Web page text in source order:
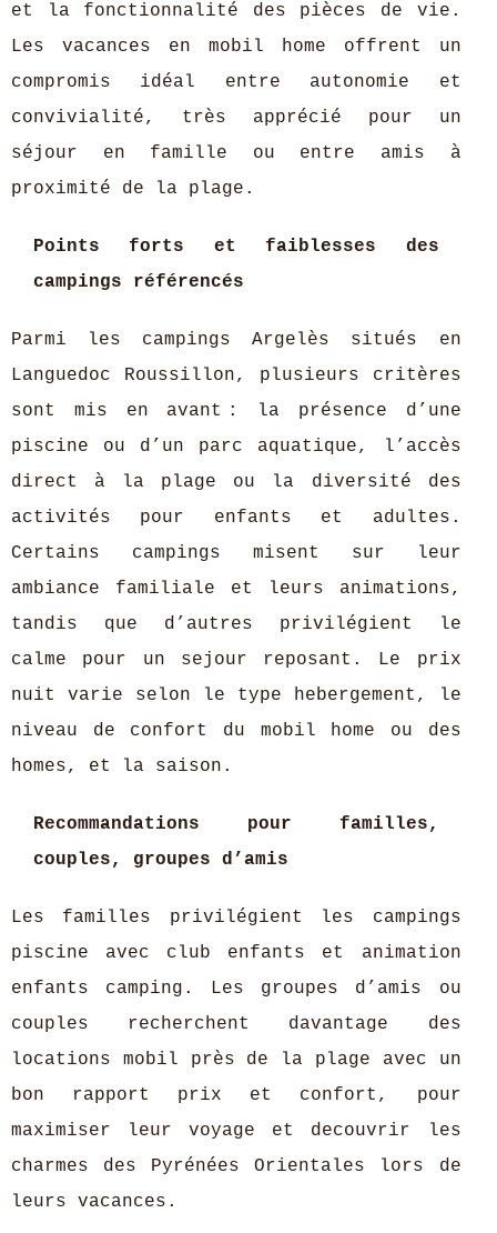
et la fonctionnalité des pièces de vie.
Les vacances en mobil home offrent un
compromis idéal entre autonomie et
convivialité, très apprécié pour un
séjour en famille ou entre amis à
proximité de la plage.
Points forts et faiblesses des
campings référencés
Parmi les campings Argelès situés en
Languedoc Roussillon, plusieurs critères
sont mis en avant : la présence d’une
piscine ou d’un parc aquatique, l’accès
direct à la plage ou la diversité des
activités pour enfants et adultes.
Certains campings misent sur leur
ambiance familiale et leurs animations,
tandis que d’autres privilégient le
calme pour un sejour reposant. Le prix
nuit varie selon le type hebergement, le
niveau de confort du mobil home ou des
homes, et la saison.
Recommandations pour familles,
couples, groupes d’amis
Les familles privilégient les campings
piscine avec club enfants et animation
enfants camping. Les groupes d’amis ou
couples recherchent davantage des
locations mobil près de la plage avec un
bon rapport prix et confort, pour
maximiser leur voyage et decouvrir les
charmes des Pyrénées Orientales lors de
leurs vacances.